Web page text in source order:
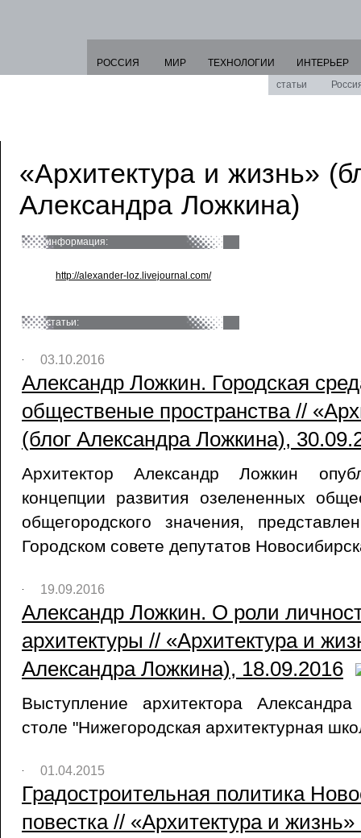
РОССИЯ МИР ТЕХНОЛОГИИ
ИНТЕРЬЕР
статьи
«Архитектура и жизнь»
Александра Ложкина)
информация:
http://alexander-loz.livejournal.com/
статьи:
03.10.2016
Александр Ложкин. Городская
общественые пространства //
(блог Александра Ложкина),
Архитектор Александр Ложкин
концепции развития озелененных
общегородского значения,
Городском совете депутатов
19.09.2016
Александр Ложкин. О роли
архитектуры // «Архитектура и
Александра Ложкина), 18.09.2016
Выступление архитектора
столе "Нижегородская архитектурная
01.04.2015
Градостроительная политика
повестка // «Архитектура и